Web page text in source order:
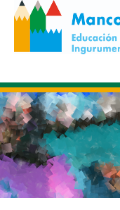
Pasar
contenido
principal